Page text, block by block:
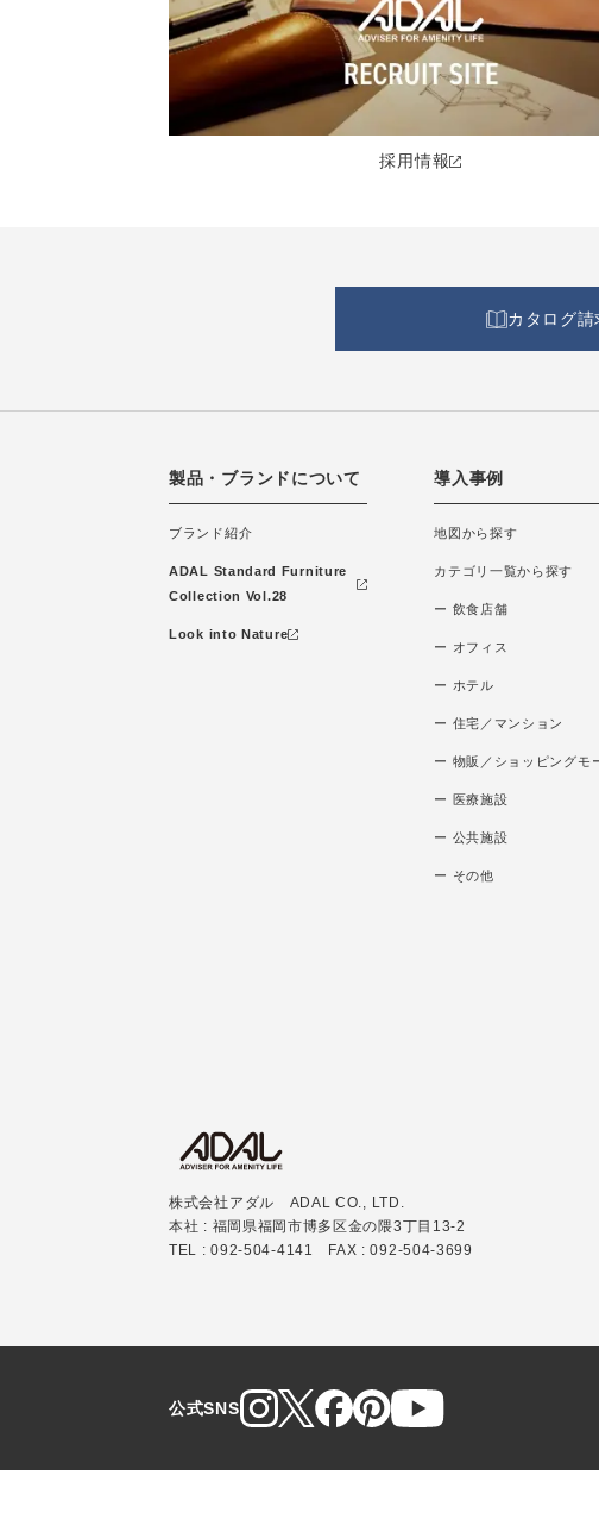
採用情報
カタログ請
製品・ブランドについて
ブランド紹介
ADAL Standard Furniture
Collection Vol.28
Look into Nature
導入事例
地図から探す
カテゴリ一覧から探す
ー 飲食店舗
ー オフィス
ー ホテル
ー 住宅／マンション
ー 物販／ショッピングモ
ー 医療施設
ー 公共施設
ー その他
株式会社アダル ADAL CO., LTD.
本社 : 福岡県福岡市博多区金の隈3丁目13-2
TEL : 092-504-4141 FAX : 092-504-3699
公式SNS